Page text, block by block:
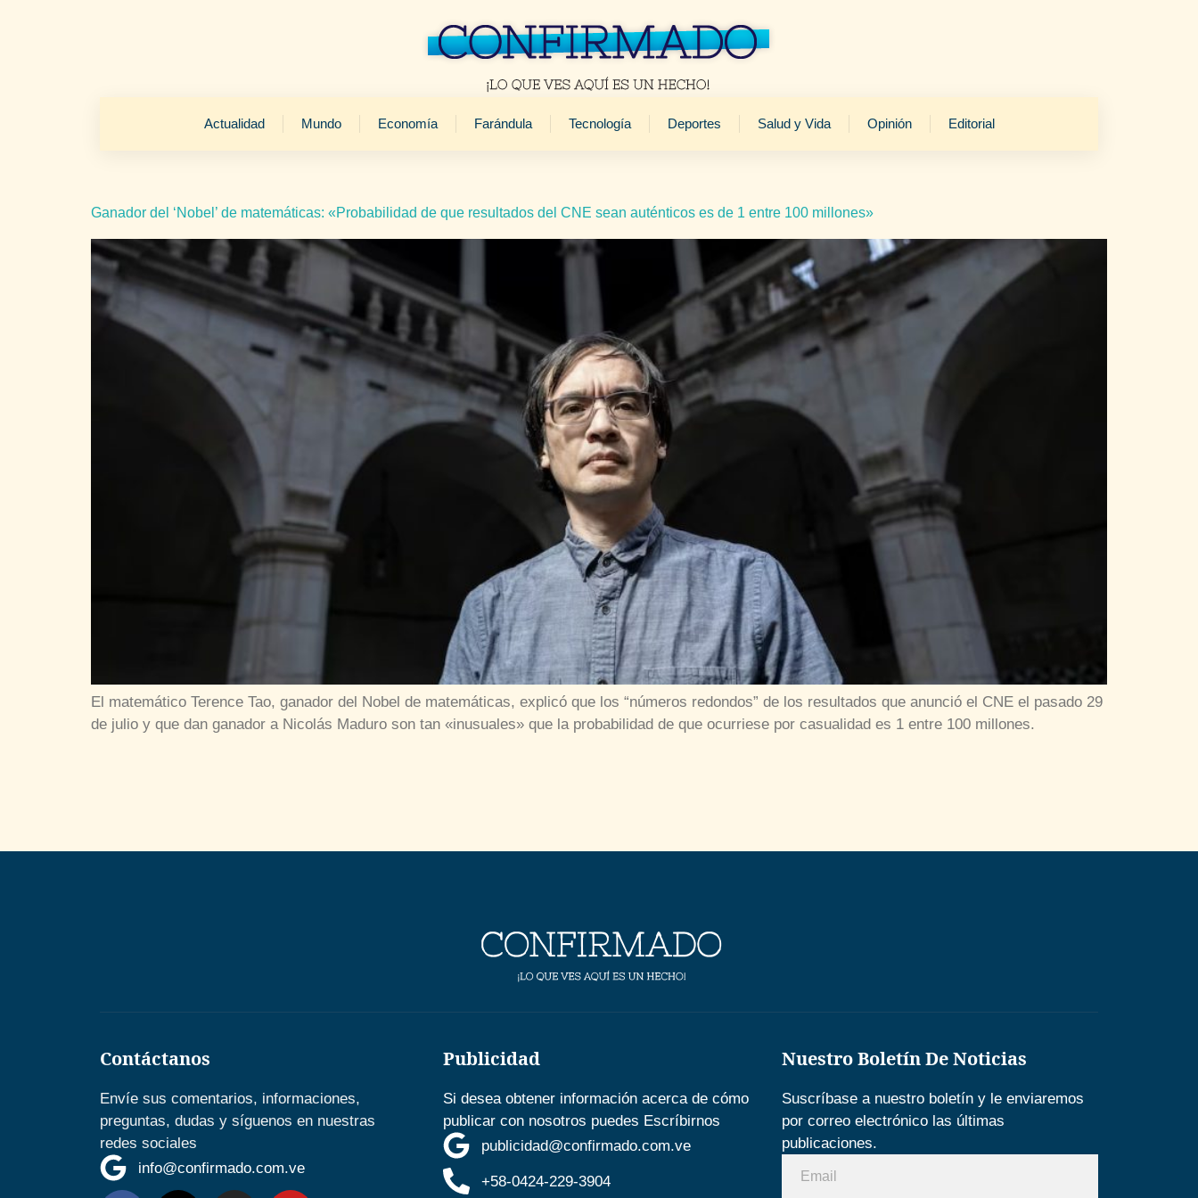
Actualidad Mundo Economía Farándula Tecnología Deportes Salud y Vida Opinión Editorial
Ganador del ‘Nobel’ de matemáticas: «Probabilidad de que resultados del CNE sean auténticos es de 1 entre 100 millones»
El matemático Terence Tao, ganador del Nobel de matemáticas, explicó que los “números redondos” de los resultados que anunció el CNE el pasado 29
de julio y que dan ganador a Nicolás Maduro son tan «inusuales» que la probabilidad de que ocurriese por casualidad es 1 entre 100 millones.
Contáctanos
Envíe sus comentarios, informaciones,
preguntas, dudas y síguenos en nuestras
redes sociales
info@confirmado.com.ve
Publicidad
Si desea obtener información acerca de cómo
publicar con nosotros puedes Escríbirnos
publicidad@confirmado.com.ve
+58-0424-229-3904
Nuestro Boletín De Noticias
Suscríbase a nuestro boletín y le enviaremos
por correo electrónico las últimas
publicaciones.